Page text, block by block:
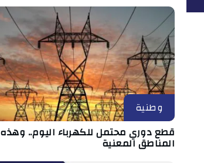
وطنية
قطع دوري محتمل للكهرباء اليوم.. وهذه
المناطق المعنية